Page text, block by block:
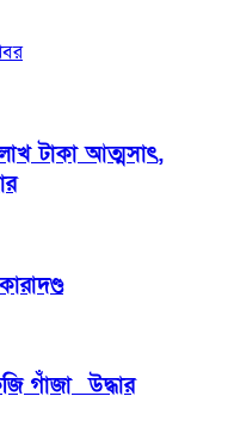
টাকা আত্মসাৎ,
গাঁজা উদ্ধার